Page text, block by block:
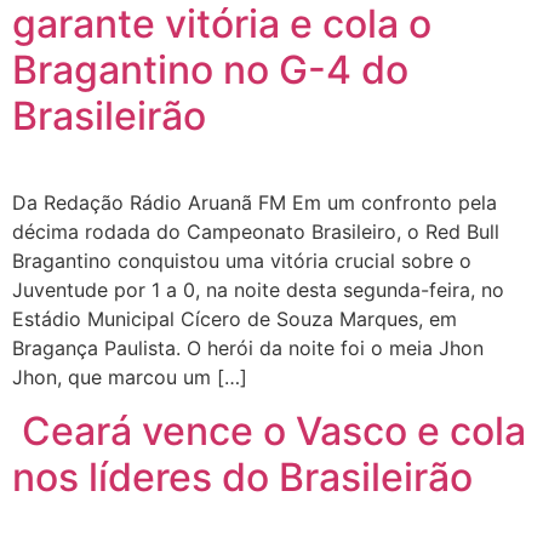
garante vitória e cola o
Bragantino no G-4 do
Brasileirão
Da Redação Rádio Aruanã FM Em um confronto pela
décima rodada do Campeonato Brasileiro, o Red Bull
Bragantino conquistou uma vitória crucial sobre o
Juventude por 1 a 0, na noite desta segunda-feira, no
Estádio Municipal Cícero de Souza Marques, em
Bragança Paulista. O herói da noite foi o meia Jhon
Jhon, que marcou um […]
Ceará vence o Vasco e cola
nos líderes do Brasileirão